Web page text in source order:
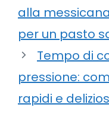
alla
per un pasto
Tempo di
pressione:
rapidi e